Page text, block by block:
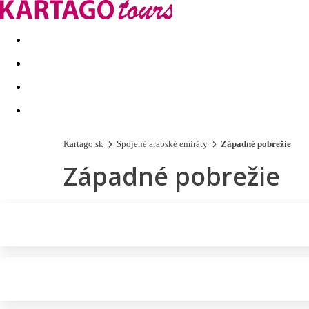
Last minute Dovolenkové kluby
Kartago.sk Spojené arabské emiráty Západné pobrežie
Západné pobrežie